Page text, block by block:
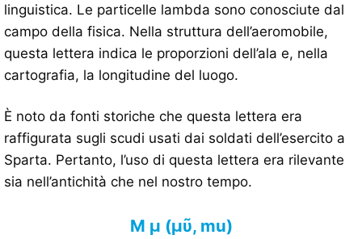
linguistica. Le particelle lambda sono conosciute dal
campo della fisica. Nella struttura dell’aeromobile,
questa lettera indica le proporzioni dell’ala e, nella
cartografia, la longitudine del luogo.
È noto da fonti storiche che questa lettera era
raffigurata sugli scudi usati dai soldati dell’esercito a
Sparta. Pertanto, l’uso di questa lettera era rilevante
sia nell’antichità che nel nostro tempo.
Μ μ (μῦ, mu)